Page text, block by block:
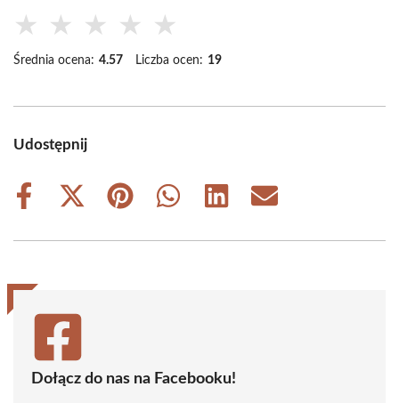
★ ★ ★ ★ ★
Średnia ocena: 4.57 Liczba ocen: 19
Udostępnij
Share
Share
(Twitter)
Share
Share
Share
Share
Dołącz do nas na Facebooku!